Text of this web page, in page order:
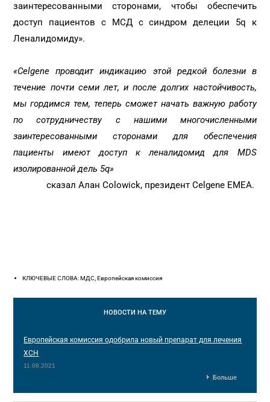
заинтересованными сторонами, чтобы обеспечить
доступ пациентов с МСД с синдром делеции 5q к
Леналидомиду».
«Celgene проводит индикацию этой редкой болезни в
течение почти семи лет, и после долгих настойчивость,
мы гордимся тем, теперь сможет начать важную работу
по сотрудничеству с нашими многочисленными
заинтересованными сторонами для обеспечения
пациенты имеют доступ к леналидомид для MDS
изолированной дель 5q»
сказал Алан Colowick, президент Celgene EMEA.
КЛЮЧЕВЫЕ СЛОВА: MДС, Европейская комиссия
НОВОСТИ НА ТЕМУ
Европейская комиссия одобрила новый препарат для лечения
ХСН
11.08.2021
Больше